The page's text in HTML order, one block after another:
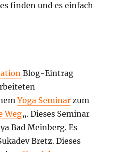
finden und es einfach
Blog-Eintrag
Yoga Seminar zum
Weg„. Dieses Seminar
Bad Meinberg. Es
Bretz. Dieses